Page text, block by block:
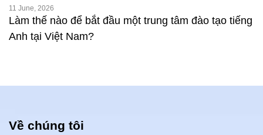
Làm thế nào để bắt đầu một trung tâm đào tạo tiếng
Anh tại Việt Nam?
11 June, 2026
Về chúng tôi